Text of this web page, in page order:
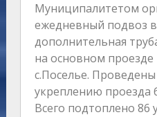
Муниципалитетом
ежедневный подвоз
дополнительная
на основном
с.Поселье.
укреплению проезда
Всего подтоплено 86